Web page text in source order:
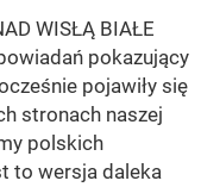
WISŁĄ BIAŁE
pokazujący
pojawiły się
stronach naszej
polskich
to wersja daleka